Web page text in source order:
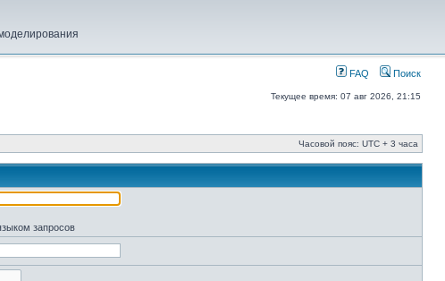
FAQ Поиск
Текущее время: 07 авг 2026, 21:15
Часовой пояс: UTC + 3 часа
запросов